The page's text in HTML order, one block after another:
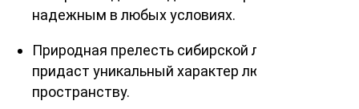
надежным в любых условиях.
Природная прелесть сибирской лиственницы
придаст уникальный характер любому
пространству.